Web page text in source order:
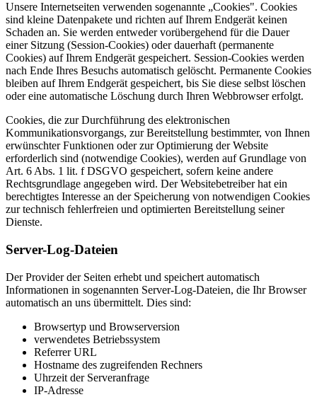
Unsere Internetseiten verwenden sogenannte „Cookies". Cookies
sind kleine Datenpakete und richten auf Ihrem Endgerät keinen
Schaden an. Sie werden entweder vorübergehend für die Dauer
einer Sitzung (Session-Cookies) oder dauerhaft (permanente
Cookies) auf Ihrem Endgerät gespeichert. Session-Cookies werden
nach Ende Ihres Besuchs automatisch gelöscht. Permanente Cookies
bleiben auf Ihrem Endgerät gespeichert, bis Sie diese selbst löschen
oder eine automatische Löschung durch Ihren Webbrowser erfolgt.
Cookies, die zur Durchführung des elektronischen
Kommunikationsvorgangs, zur Bereitstellung bestimmter, von Ihnen
erwünschter Funktionen oder zur Optimierung der Website
erforderlich sind (notwendige Cookies), werden auf Grundlage von
Art. 6 Abs. 1 lit. f DSGVO gespeichert, sofern keine andere
Rechtsgrundlage angegeben wird. Der Websitebetreiber hat ein
berechtigtes Interesse an der Speicherung von notwendigen Cookies
zur technisch fehlerfreien und optimierten Bereitstellung seiner
Dienste.
Server-Log-Dateien
Der Provider der Seiten erhebt und speichert automatisch
Informationen in sogenannten Server-Log-Dateien, die Ihr Browser
automatisch an uns übermittelt. Dies sind:
Browsertyp und Browserversion
verwendetes Betriebssystem
Referrer URL
Hostname des zugreifenden Rechners
Uhrzeit der Serveranfrage
IP-Adresse